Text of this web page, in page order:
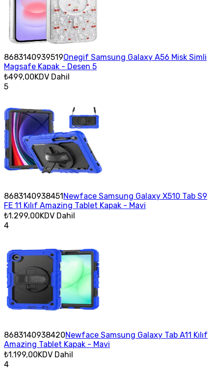
8683140939519Onegif Samsung Galaxy A56 Misk Simli
Magsafe Kapak - Desen 5
₺499,00KDV Dahil
5
8683140938451Newface Samsung Galaxy X510 Tab S9
FE 11 Kılıf Amazing Tablet Kapak - Mavi
₺1.299,00KDV Dahil
4
8683140938420Newface Samsung Galaxy Tab A11 Kılıf
Amazing Tablet Kapak - Mavi
₺1.199,00KDV Dahil
4